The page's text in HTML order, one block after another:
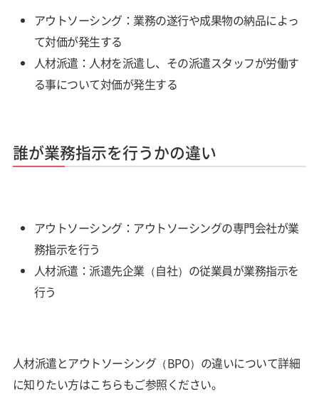
アウトソーシング：業務の遂行や成果物の納品によっ
て対価が発生する
人材派遣：人材を派遣し、その派遣スタッフが労働す
る事について対価が発生する
誰が業務指示を行うかの違い
アウトソーシング：アウトソーシングの専門会社が業
務指示を行う
人材派遣：派遣先企業（自社）の従業員が業務指示を
行う
人材派遣とアウトソーシング（BPO）の違いについて詳細
に知りたい方はこちらもご参照ください。